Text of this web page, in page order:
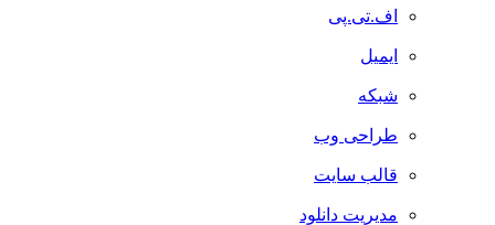
اف.تی.پی
ایمیل
شبکه
طراحی وب
قالب سایت
مدیریت دانلود